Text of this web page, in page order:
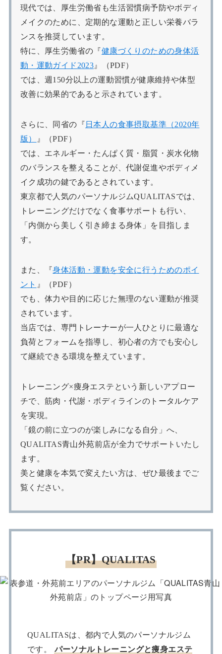
現代では、厚生労働省も生活習慣病予防やボディ
メイクのために、定期的な運動と正しい栄養バラ
ンスを推奨しています。
特に、厚生労働省の『健康づくりのための身体活
動・運動ガイド2023 』（PDF）
では、週150分以上の運動習慣が健康維持や体型
改善に効果的であると示されています。
さらに、同省の『 日本人の食事摂取基準（2020年
版）
』（PDF）
では、エネルギー・たんぱく質・脂質・炭水化物
のバランスを整えることが、代謝促進やボディメ
イク成功の鍵であるとされています。
東京都で人気のパーソナルジムQUALITASでは、
トレーニングだけでなく食事サポートも行い、
「内側から美しく引き締まる身体」を目指しま
す。
また、『身体活動・運動を安全に行うためのポイ
ント 』（PDF）
でも、体力や目的に応じた無理のない運動が推奨
されています。
当店では、専門トレーナーが一人ひとりに最適な
負荷とフォームを指導し、初心者の方でも安心し
て継続できる環境を整えています。
トレーニング×痩身エステという新しいアプロー
チで、筋肉・代謝・ボディラインのトータルケア
を実現。
「鏡の前に立つのが楽しみになる自分」へ、
QUALITAS青山外苑前店が全力でサポートいたし
ます。
美と健康を本気で変えたい方は、ぜひ最後までご
覧ください。
【PR】QUALITAS
QUALITASは、都内で人気のパーソナルジム
です。 パーソナルトレーニングと痩身エステ